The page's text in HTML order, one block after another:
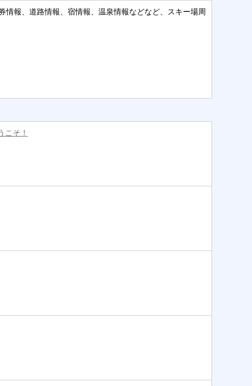
情報、道路情報、宿情報、温泉情報などなど、スキー場周
こそ！